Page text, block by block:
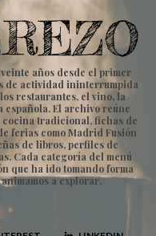
años desde el primer
de actividad ininterrumpida
restaurantes, el vino, la
El archivo reúne
cocina tradicional, fichas de
ferias como Madrid Fusión
de libros, perfiles de
Cada categoría del menú
que ha ido tomando forma
a explorar.